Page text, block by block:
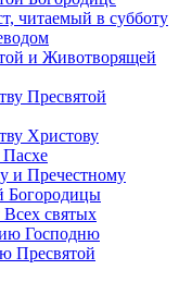
читаемый в субботу
и Животворящей
Пресвятой
Христову
и Пречестному
Богородицы
святых
Господню
Пресвятой